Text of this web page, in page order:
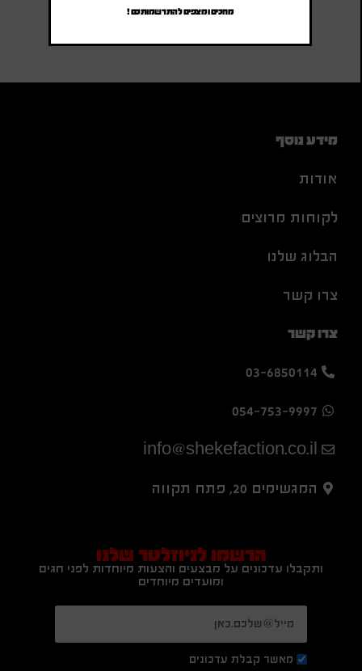
מידע נוסף
אודות
לקוחות מרוצים
הבלוג שלנו
צרו קשר
צרו קשר
03-6850114
054-753-9997
info@shekefaction.co.il
המגשימים 20, פתח תקווה
הרשמו לניוזלטר שלנו
ותקבלו עדכונים על מבצעים והצעות מיוחדות לפני חגים
ומועדים מיוחדים
מאשר קבלת עדכונים
מחכים ומצפים להתרשמותכם !